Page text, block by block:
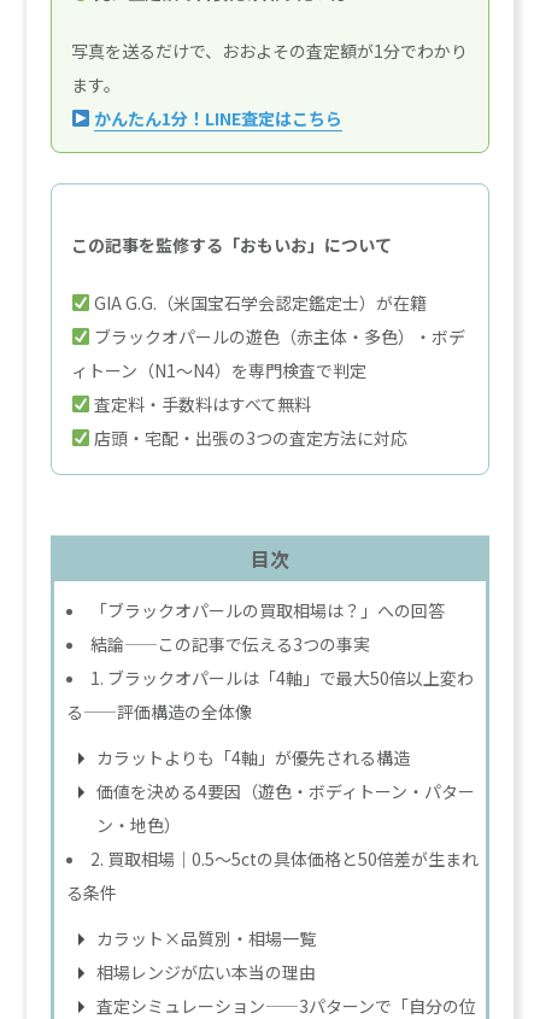
写真を送るだけで、おおよその査定額が1分でわかり
ます。
かんたん1分！LINE査定はこちら
この記事を監修する「おもいお」について
GIA G.G.（米国宝石学会認定鑑定士）が在籍
ブラックオパールの遊色（赤主体・多色）・ボデ
ィトーン（N1〜N4）を専門検査で判定
査定料・手数料はすべて無料
店頭・宅配・出張の3つの査定方法に対応
目次
「ブラックオパールの買取相場は？」への回答
結論——この記事で伝える3つの事実
1. ブラックオパールは「4軸」で最大50倍以上変わ
る——評価構造の全体像
カラットよりも「4軸」が優先される構造
価値を決める4要因（遊色・ボディトーン・パター
ン・地色）
2. 買取相場｜0.5〜5ctの具体価格と50倍差が生まれ
る条件
カラット×品質別・相場一覧
相場レンジが広い本当の理由
査定シミュレーション——3パターンで「自分の位